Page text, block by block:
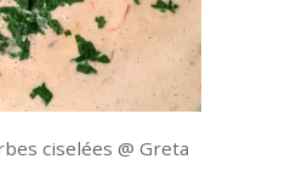
ciselées @ Greta